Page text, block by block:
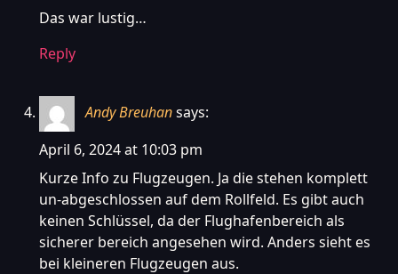
Das war lustig…
Reply
Andy Breuhansays:
April 6, 2024 at 10:03 pm
Kurze Info zu Flugzeugen. Ja die stehen komplett
un-abgeschlossen auf dem Rollfeld. Es gibt auch
keinen Schlüssel, da der Flughafenbereich als
sicherer bereich angesehen wird. Anders sieht es
bei kleineren Flugzeugen aus.